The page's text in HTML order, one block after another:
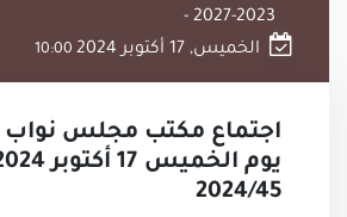
2023-2027 -
الخميس, 17 أكتوبر 2024
10:00
اجتماع مكتب مجلس
2024/45